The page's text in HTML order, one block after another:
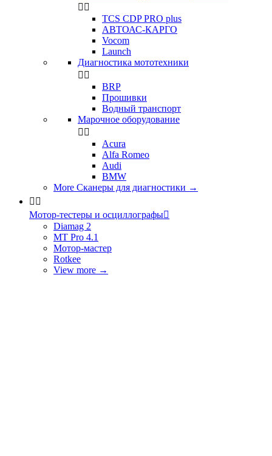
 
TCS CDP PRO plus
АВТОАС-КАРГО
Vocom
Launch
Диагностика мототехники
 
BRP
Прошивки
Водный транспорт
Марочное оборудование
 
Acura
Alfa Romeo
Audi
BMW
More Сканеры для диагностики →
 
Мотор-тестеры и осциллографы
Diamag 2
MT Pro 4.1
Мотор-мастер
Rotkee
View more →